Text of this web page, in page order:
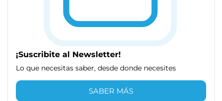
¡Suscribite al Newsletter!
Lo que necesitas saber, desde donde necesites
SABER MÁS